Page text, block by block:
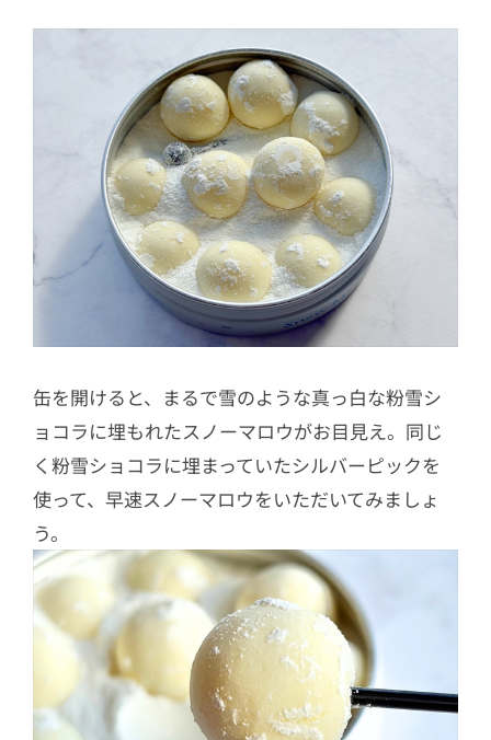
缶を開けると、まるで雪のような真っ白な粉雪シ
ョコラに埋もれたスノーマロウがお目見え。同じ
く粉雪ショコラに埋まっていたシルバーピックを
使って、早速スノーマロウをいただいてみましょ
う。